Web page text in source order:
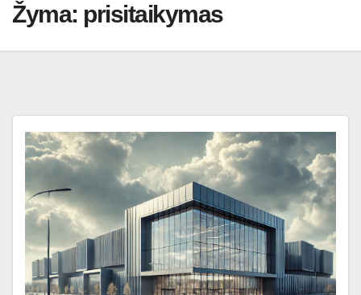
Žyma: prisitaikymas